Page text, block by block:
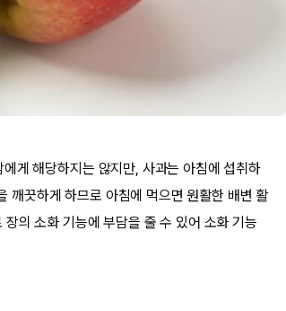
게 해당하지는 않지만, 사과는 아침에 섭취하
깨끗하게 하므로 아침에 먹으면 원활한 배변 활
의 소화 기능에 부담을 줄 수 있어 소화 기능